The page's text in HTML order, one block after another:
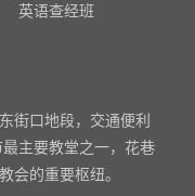
英语查经班
街口地段，交通便利
主要教堂之一，花巷
会的重要枢纽。